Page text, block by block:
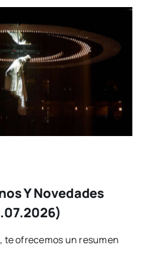
Y Novedades
te ofrecemos un resumen